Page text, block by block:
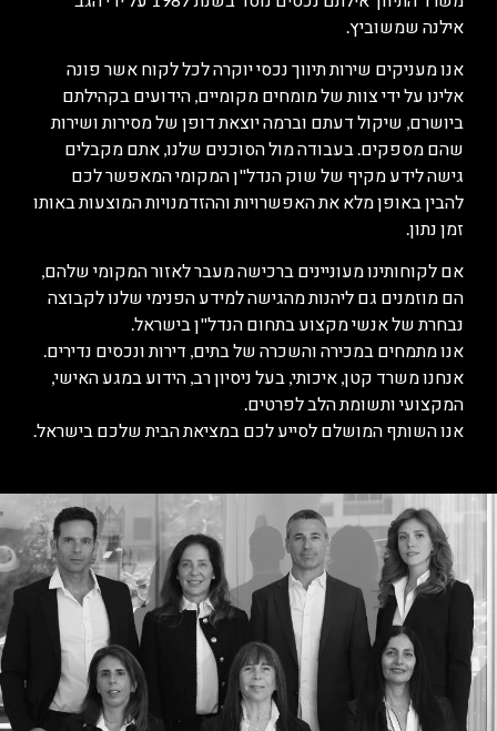
אילנה שמשוביץ.
אנו מעניקים שירות תיווך נכסי יוקרה לכל לקוח אשר פונה
אלינו על ידי צוות של מומחים מקומיים, הידועים בקהילתם
ביושרם, שיקול דעתם וברמה יוצאת דופן של מסירות ושירות
שהם מספקים. בעבודה מול הסוכנים שלנו, אתם מקבלים
גישה לידע מקיף של שוק הנדל"ן המקומי המאפשר לכם
להבין באופן מלא את האפשרויות וההזדמנויות המוצעות באותו
זמן נתון.
אם לקוחותינו מעוניינים ברכישה מעבר לאזור המקומי שלהם,
הם מוזמנים גם ליהנות מהגישה למידע הפנימי שלנו לקבוצה
נבחרת של אנשי מקצוע בתחום הנדל"ן בישראל.
אנו מתמחים במכירה והשכרה של בתים, דירות ונכסים נדירים.
אנחנו משרד קטן, איכותי, בעל ניסיון רב, הידוע במגע האישי,
המקצועי ותשומת הלב לפרטים.
אנו השותף המושלם לסייע לכם במציאת הבית שלכם בישראל.